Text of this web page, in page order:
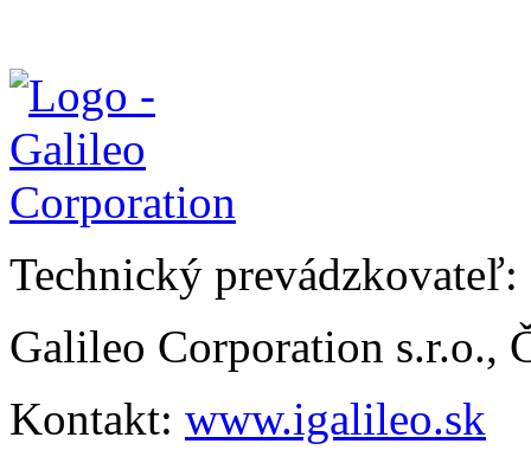
Technický prevádzkovateľ:
Galileo Corporation s.r.o.,
Kontakt: www.igalileo.sk